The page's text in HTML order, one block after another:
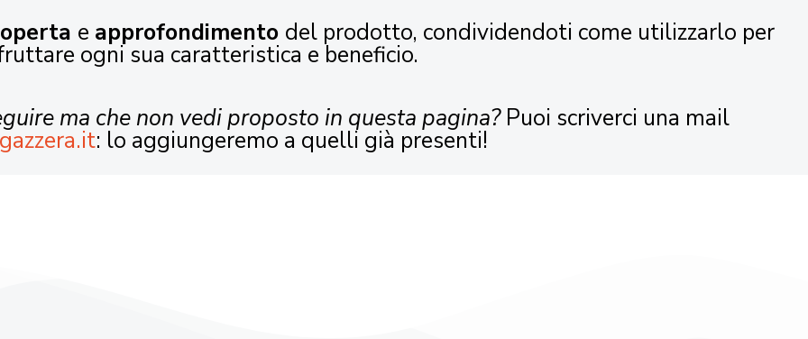
e approfondimento del prodotto, condividendoti come utilizzarlo per
ogni sua caratteristica e beneficio.
ma che non vedi proposto in questa pagina?Puoi scriverci una mail
: lo aggiungeremo a quelli già presenti!